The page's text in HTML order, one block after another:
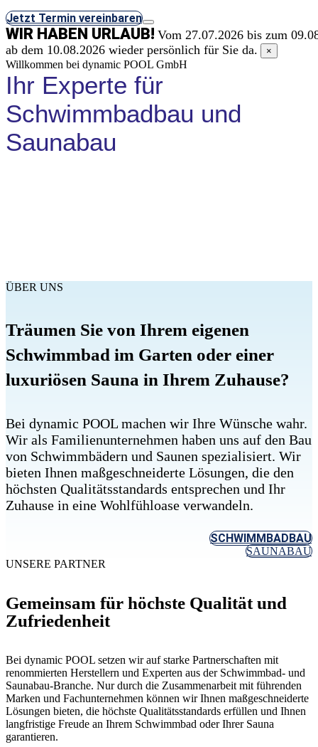
Jetzt Termin vereinbaren
WIR HABEN URLAUB! Vom 27.07.2026 bis zum
ab dem 10.08.2026 wieder persönlich für Sie da.
×
Willkommen bei dynamic POOL GmbH
Ihr Experte für
Schwimmbadbau und
Saunabau
ÜBER UNS
Träumen Sie von Ihrem eigenen
Schwimmbad im Garten oder einer
luxuriösen Sauna in Ihrem Zuhause?
Bei dynamic POOL machen wir Ihre Wünsche wahr.
Wir als Familienunternehmen haben uns auf den Bau
von Schwimmbädern und Saunen spezialisiert. Wir
bieten Ihnen maßgeschneiderte Lösungen, die den
höchsten Qualitätsstandards entsprechen und Ihr
Zuhause in eine Wohlfühloase verwandeln.
SCHWIMMBADBAU
SAUNABAU
UNSERE PARTNER
Gemeinsam für höchste Qualität und
Zufriedenheit
Bei dynamic POOL setzen wir auf starke Partnerschaften mit
renommierten Herstellern und Experten aus der Schwimmbad- und
Saunabau-Branche. Nur durch die Zusammenarbeit mit führenden
Marken und Fachunternehmen können wir Ihnen maßgeschneiderte
Lösungen bieten, die höchste Qualitätsstandards erfüllen und Ihnen
langfristige Freude an Ihrem Schwimmbad oder Ihrer Sauna
garantieren.